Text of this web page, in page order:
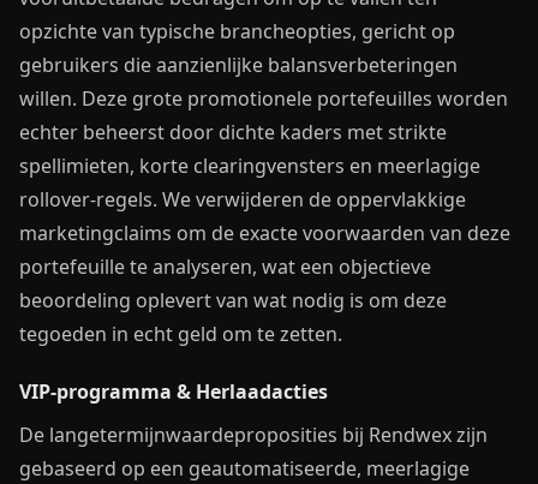
opzichte van typische brancheopties, gericht op
gebruikers die aanzienlijke balansverbeteringen
willen. Deze grote promotionele portefeuilles worden
echter beheerst door dichte kaders met strikte
spellimieten, korte clearingvensters en meerlagige
rollover-regels. We verwijderen de oppervlakkige
marketingclaims om de exacte voorwaarden van deze
portefeuille te analyseren, wat een objectieve
beoordeling oplevert van wat nodig is om deze
tegoeden in echt geld om te zetten.
VIP-programma & Herlaadacties
De langetermijnwaardeproposities bij Rendwex zijn
gebaseerd op een geautomatiseerde, meerlagige